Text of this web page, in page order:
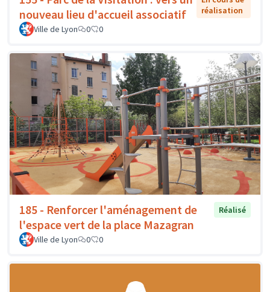
nouveau lieu d'accueil associatif
réalisation
Ville de Lyon
0 0
185 - Renforcer l'aménagement de
l'espace vert de la place Mazagran
Réalisé
Ville de Lyon 0 0